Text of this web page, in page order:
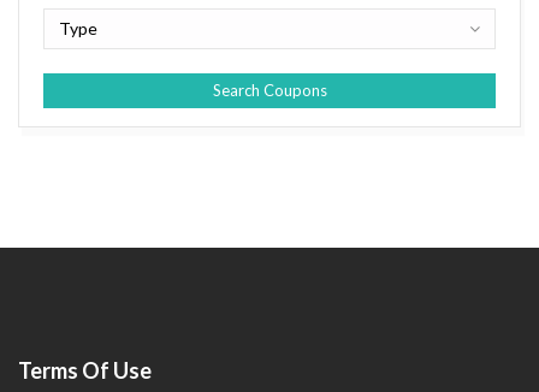
Type
Search Coupons
Terms Of Use